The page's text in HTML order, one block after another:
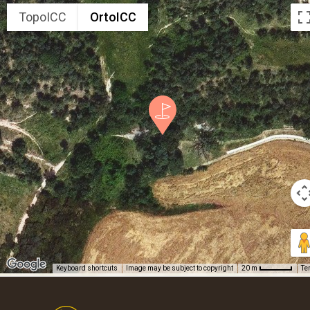
TopoICC OrtoICC
Keyboard shortcuts Image may be subject to copyright 20 m